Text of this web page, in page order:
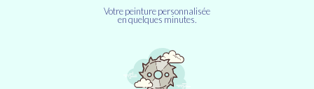
Votre peinture personnalisée
en quelques minutes.